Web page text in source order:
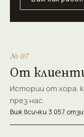
№ 07
От
Истории от хора,
през нас.
Виж всички 3 057